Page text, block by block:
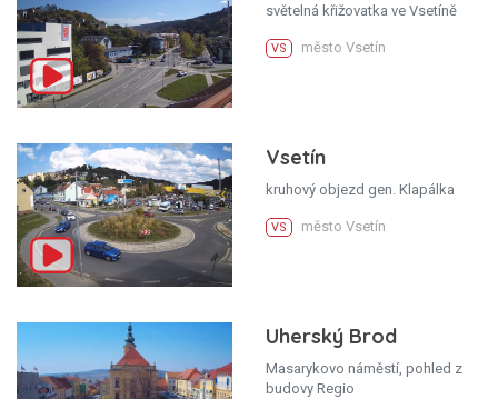
světelná křižovatka ve Vsetíně
VS město Vsetín
Vsetín
kruhový objezd gen. Klapálka
VS město Vsetín
Uherský Brod
Masarykovo náměstí, pohled z
budovy Regio